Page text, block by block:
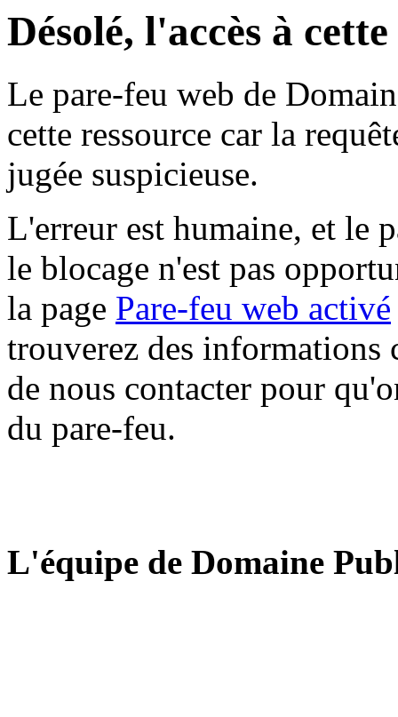
Désolé, l'accès à
Le pare-feu web de
cette ressource car la
jugée suspicieuse.
L'erreur est humaine, et le
le blocage n'est pas
la page Pare-feu web activé
trouverez des informations
de nous contacter pour
du pare-feu.
L'équipe de Domaine